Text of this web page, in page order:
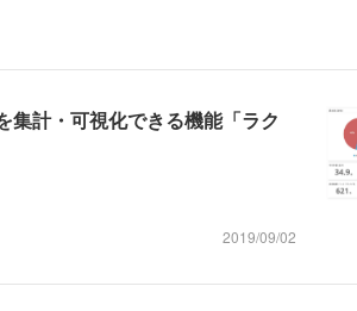
計・可視化できる機能「ラク
2019/09/02